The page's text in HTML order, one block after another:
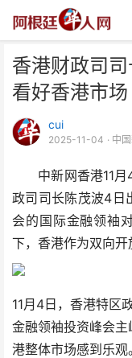
香港财政司
看好香港市场
cui
2025-11-04 · 中
中新网香港11月4
政司司长陈茂波4日
会的国际金融领袖
下，香港作为双向开
11月4日，香港特区
金融领袖投资峰会
港整体市场感到乐
香港财政司司
领袖看好香港市